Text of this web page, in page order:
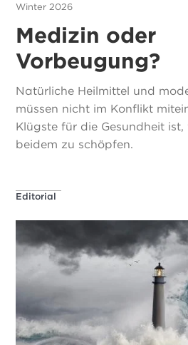
Winter 2026
Medizin oder
Vorbeugung?
Natürliche Heilmittel und
müssen nicht im Konflikt
Klügste für die Gesundheit
beidem zu schöpfen.
Editorial